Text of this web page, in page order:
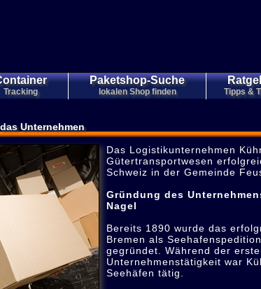
Tracking
Paketshop-Suche
lokalen Shop finden Tipps &
Unternehmen
Das Logistikunternehmen
Gütertransportwesen
Schweiz in der Gemeinde
Gründung des
Nagel
Bereits 1890 wurde das
Bremen als
gegründet. Während der
Unternehmenstätigkeit war
Seehäfen tätig.